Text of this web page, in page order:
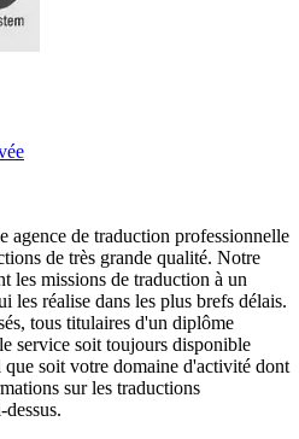
agence de traduction professionnelle
de très grande qualité. Notre
les missions de traduction à un
les réalise dans les plus brefs délais.
tous titulaires d'un diplôme
service soit toujours disponible
soit votre domaine d'activité dont
sur les traductions